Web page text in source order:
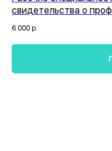
свидетельства о
6 000 р.